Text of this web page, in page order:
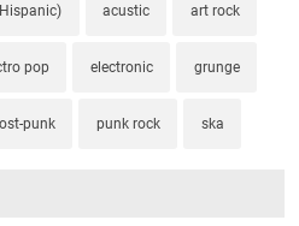
acustic art rock
pop electronic grunge
punk punk rock ska